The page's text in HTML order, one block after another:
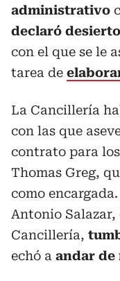
administrativo
declaró
con el que se le
tarea de
La Cancillería
con las que
contrato para
Thomas Greg,
como
Antonio Salazar,
Cancillería,
echó a andar de